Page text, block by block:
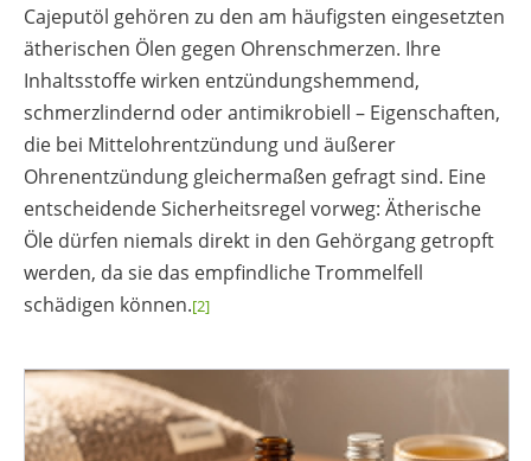
Cajeputöl gehören zu den am häufigsten eingesetzten
ätherischen Ölen gegen Ohrenschmerzen. Ihre
Inhaltsstoffe wirken entzündungshemmend,
schmerzlindernd oder antimikrobiell – Eigenschaften,
die bei Mittelohrentzündung und äußerer
Ohrenentzündung gleichermaßen gefragt sind. Eine
entscheidende Sicherheitsregel vorweg: Ätherische
Öle dürfen niemals direkt in den Gehörgang getropft
werden, da sie das empfindliche Trommelfell
schädigen können.[2]